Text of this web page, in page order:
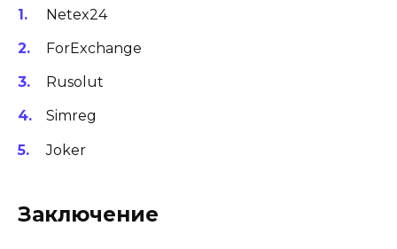
Netex24
ForExchange
Rusolut
Simreg
Joker
Заключение